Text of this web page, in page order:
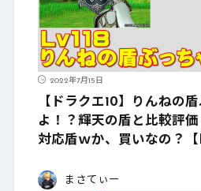
2022年7月15日
【ドラクエ10】りんねの
よ！？輝天の盾と比較評
対応盾ｗか、買いなの？【
まさてぃー